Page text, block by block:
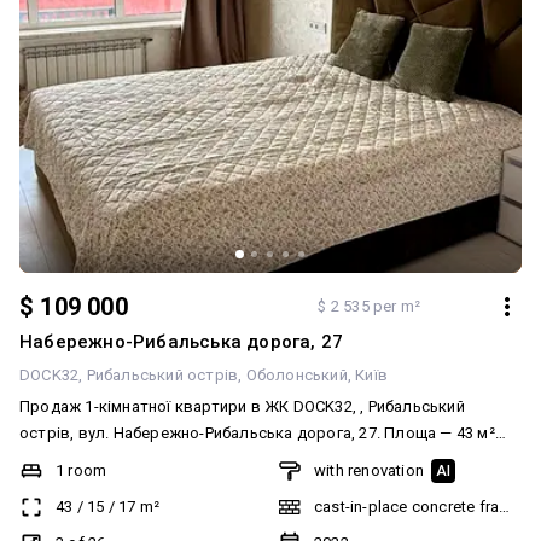
$ 109 000 $ 2 535 per m²
Набережно-Рибальська дорога, 27
DOCK32 Рибальський острів Оболонський Київ
Продаж 1-кімнатної квартири в ЖК DOCK32, , Рибальський
острів, вул. Набережно-Рибальська дорога, 27. Площа — 43 м²
Поверх — 3/26 Функціональне планування: • кухня-вітальня •
окрема спальня • санвузол • гардеробна кімната Квартира
виконана в сучасному дизайнерському стилі, повністю готова
1 room
43 / 15 / 17 m²
with renovation AI
cast-in-place concrete frame